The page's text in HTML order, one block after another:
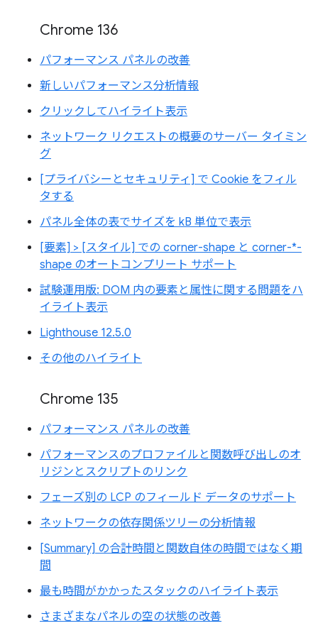
Chrome 136
パフォーマンス パネルの改善
新しいパフォーマンス分析情報
クリックしてハイライト表示
ネットワーク リクエストの概要のサーバー タイミン
グ
[プライバシーとセキュリティ] で Cookie をフィル
タする
パネル全体の表でサイズを kB 単位で表示
[要素] > [スタイル] での corner-shape と corner-*-
shape のオートコンプリート サポート
試験運用版: DOM 内の要素と属性に関する問題をハ
イライト表示
Lighthouse 12.5.0
その他のハイライト
Chrome 135
パフォーマンス パネルの改善
パフォーマンスのプロファイルと関数呼び出しのオ
リジンとスクリプトのリンク
フェーズ別の LCP のフィールド データのサポート
ネットワークの依存関係ツリーの分析情報
[Summary] の合計時間と関数自体の時間ではなく期
間
最も時間がかかったスタックのハイライト表示
さまざまなパネルの空の状態の改善